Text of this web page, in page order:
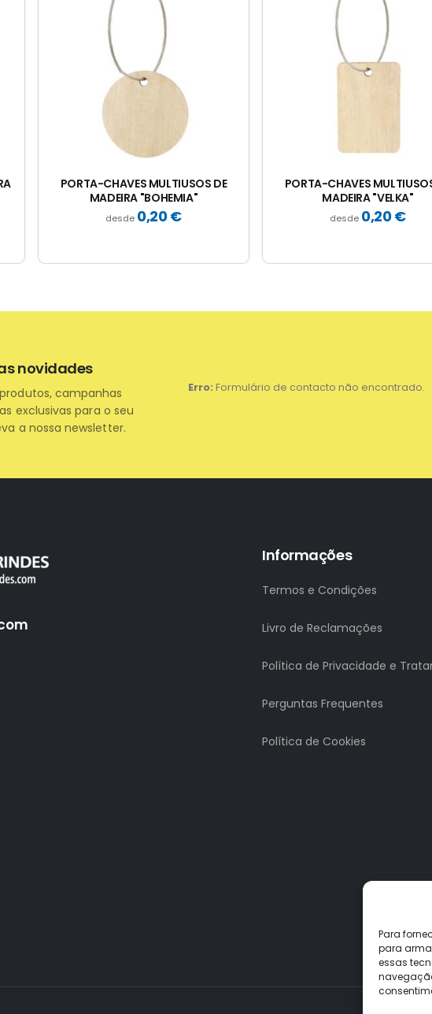
Para
para
essas
PORTA-CHAVES MULTIUSOS DE
MADEIRA "VELKA"
0,20€
VARITA COM FITAS
0,41€
Erro: Formulário de contacto não encontrado.
novidades
campanhas
exclusivas para o seu
a nossa newsletter.
Informações
Termos e Condições
Livro de Reclamações
Política de Privacidade e
Perguntas Frequentes
Política de Cookies